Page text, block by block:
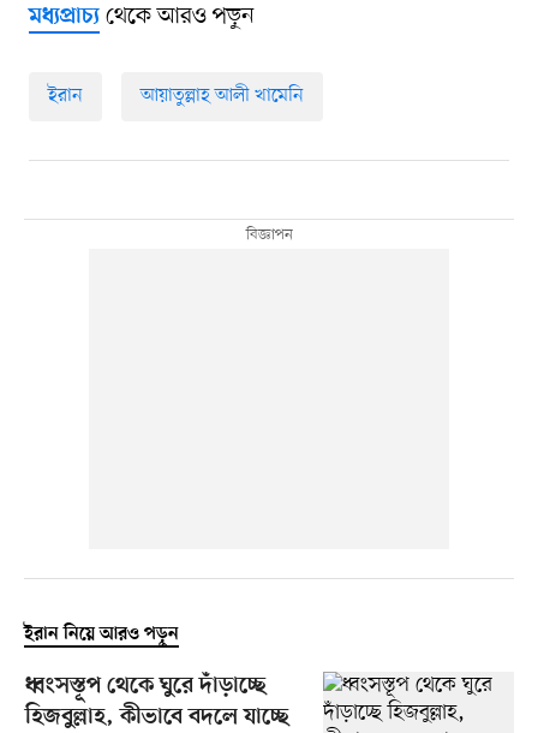
মধ্যপ্রাচ্যথেকে আরও পড়ুন
ইরান আয়াতুল্লাহ আলী খামেনি
ইরান নিয়ে আরও পড়ুন
ধ্বংসস্তূপ থেকে ঘুরে দাঁড়াচ্ছে
হিজবুল্লাহ, কীভাবে বদলে যাচ্ছে